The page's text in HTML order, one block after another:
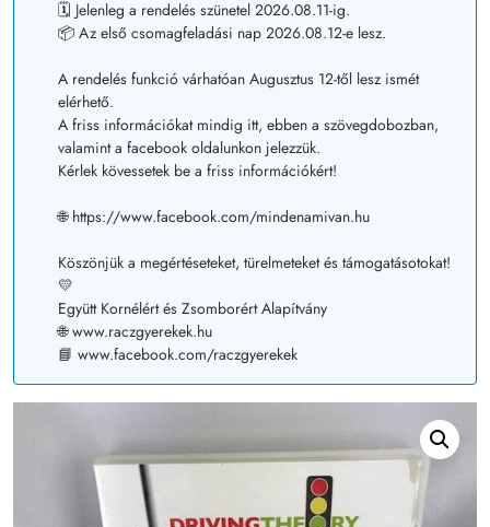
🗓️ Jelenleg a rendelés szünetel 2026.08.11-ig.
📦 Az első csomagfeladási nap 2026.08.12-e lesz.
A rendelés funkció várhatóan Augusztus 12-től lesz ismét
elérhető.
A friss információkat mindig itt, ebben a szövegdobozban,
valamint a facebook oldalunkon jelezzük.
Kérlek kövessetek be a friss információkért!
🌐 https://www.facebook.com/mindenamivan.hu
Köszönjük a megértéseteket, türelmeteket és támogatásotokat!
💛
Együtt Kornélért és Zsomborért Alapítvány
🌐 www.raczgyerekek.hu
📘 www.facebook.com/raczgyerekek